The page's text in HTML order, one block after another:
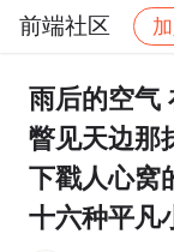
前端社区
社区 前端社
雨后的空气
瞥见天边那
下戳人心窝
十六种平凡